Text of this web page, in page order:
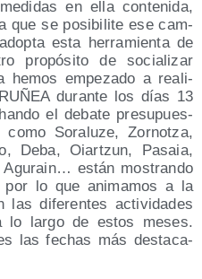
en ella con­te­ni­da,
que se posi­bi­li­te ese cam­
esta herra­mien­ta de
pro­pó­si­to de socia­li­zar
hemos empe­za­do a rea­li­
duran­te los días 13
el deba­te pre­su­pues­
Sora­lu­ze, Zor­notza,
Deba, Oiar­tzun, Pasaia,
están mos­tran­do
lo que ani­ma­mos a la
las dife­ren­tes acti­vi­da­des
lar­go de estos meses.
las fechas más des­ta­ca­